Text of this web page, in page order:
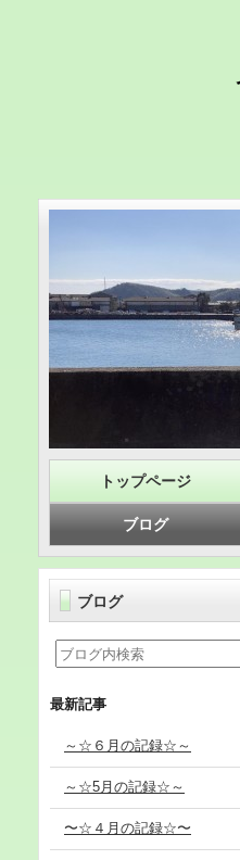
トップページ
ブログ
ブログ
最新記事
～☆６月の記録☆～
～☆5月の記録☆～
〜☆４月の記録☆〜